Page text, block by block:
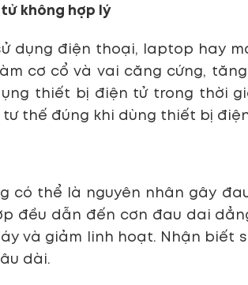
không hợp lý
dụng điện thoại, laptop hay
cơ cổ và vai căng cứng,
thiết bị điện tử trong thời
thế đúng khi dùng thiết bị
có thể là nguyên nhân gây
đều dẫn đến cơn đau dai
và giảm linh hoạt. Nhận biết
dài.